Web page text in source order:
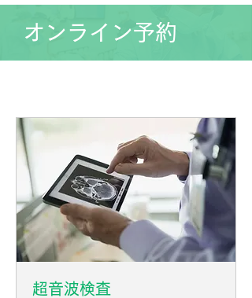
オンライン予約
超音波検査